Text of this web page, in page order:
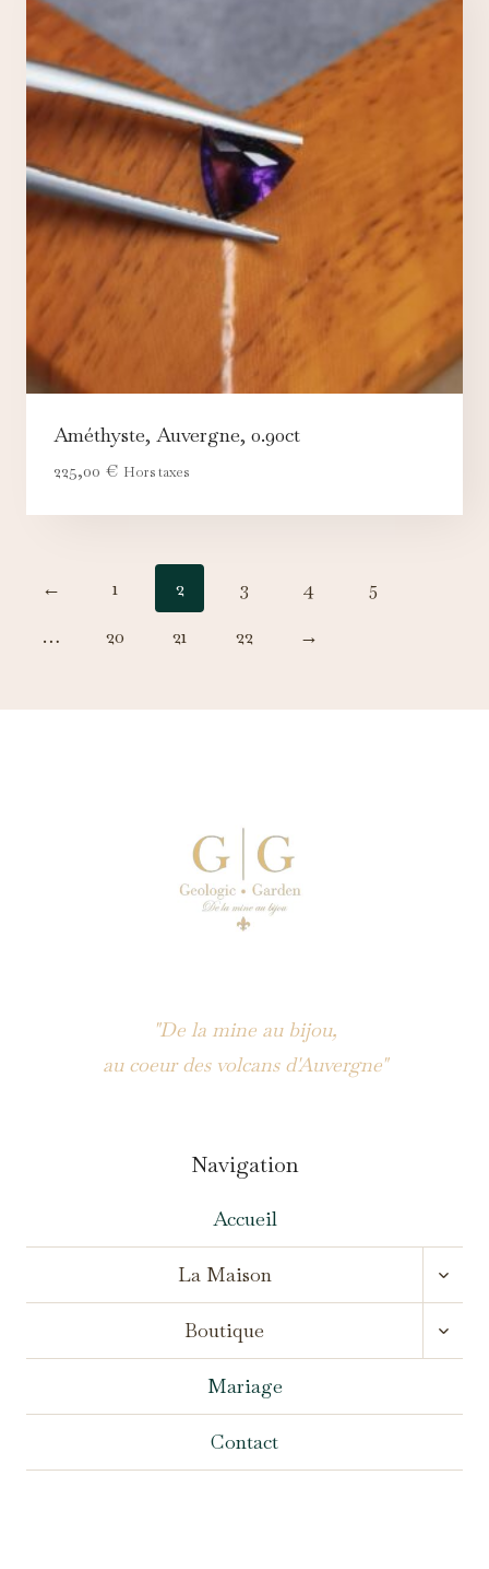
Améthyste, Auvergne, 0.90ct
225,00 € Hors taxes
← 1 2 3 4
5
…
20 21 22 →
"De la mine au bijou,
au coeur des volcans d'Auvergne"
Navigation
Accueil
La Maison
MENU
Boutique
MENU
Mariage
Contact